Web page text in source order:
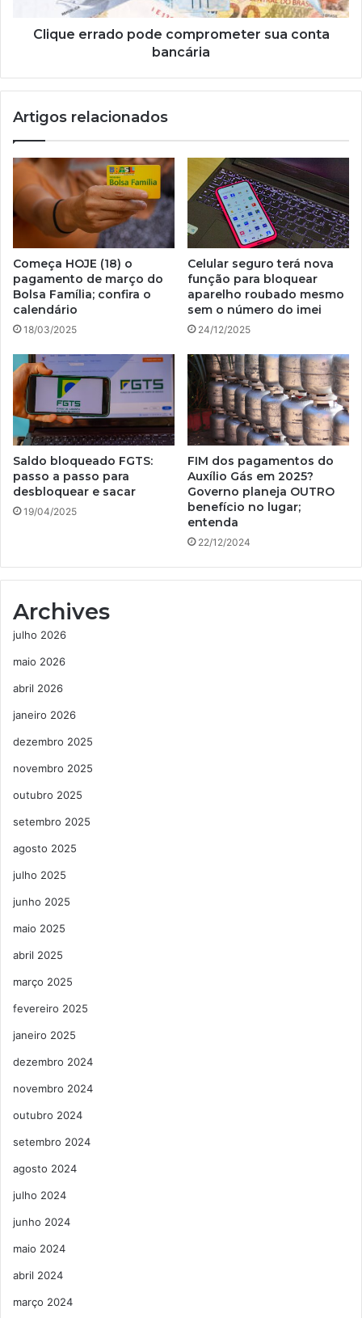
Clique errado pode comprometer sua conta
bancária
Artigos relacionados
Começa HOJE (18) o
pagamento de março do
Bolsa Família; confira o
calendário
18/03/2025
Celular seguro terá nova
função para bloquear
aparelho roubado mesmo
sem o número do imei
24/12/2025
Saldo bloqueado FGTS:
passo a passo para
desbloquear e sacar
19/04/2025
FIM dos pagamentos do
Auxílio Gás em 2025?
Governo planeja OUTRO
benefício no lugar;
entenda
22/12/2024
Archives
julho 2026
maio 2026
abril 2026
janeiro 2026
dezembro 2025
novembro 2025
outubro 2025
setembro 2025
agosto 2025
julho 2025
junho 2025
maio 2025
abril 2025
março 2025
fevereiro 2025
janeiro 2025
dezembro 2024
novembro 2024
outubro 2024
setembro 2024
agosto 2024
julho 2024
junho 2024
maio 2024
abril 2024
março 2024